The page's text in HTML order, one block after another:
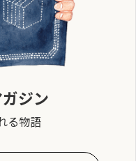
ジン
る物語